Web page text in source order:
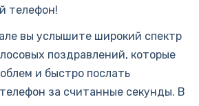
телефон!
вы услышите широкий спектр
поздравлений, которые
и быстро послать
за считанные секунды. В